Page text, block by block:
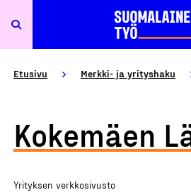
Etusivu Merkki- ja yrityshaku
Kokemäen
Yrityksen verkkosivusto